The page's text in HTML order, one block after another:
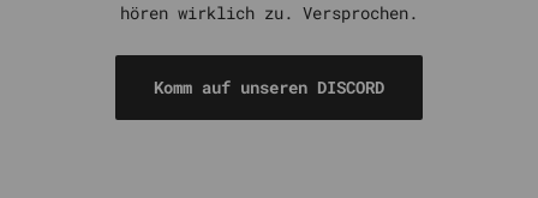
hören wirklich zu. Versprochen.
Komm auf unseren DISCORD